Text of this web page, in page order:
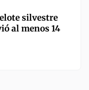
silvestre
al menos 14